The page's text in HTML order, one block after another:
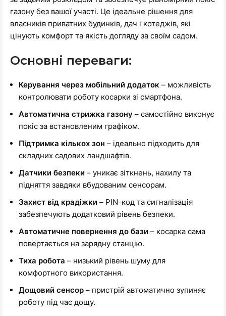
газону без вашої участі. Це ідеальне рішення для
власників приватних будинків, дач і котеджів, які
цінують комфорт та якість догляду за своїм садом.
Основні переваги:
Керування через мобільний додаток – можливість
контролювати роботу косарки зі смартфона.
Автоматична стрижка газону – самостійно виконує
покіс за встановленим графіком.
Підтримка кількох зон – ідеально підходить для
складних садових ландшафтів.
Датчики безпеки – уникає зіткнень, нахилу та
підняття завдяки вбудованим сенсорам.
Захист від крадіжки – PIN-код та сигналізація
забезпечують додатковий рівень безпеки.
Автоматичне повернення до бази – косарка сама
повертається на зарядну станцію.
Тиха робота – низький рівень шуму для
комфортного використання.
Дощовий сенсор – пристрій автоматично зупиняє
роботу під час дощу.